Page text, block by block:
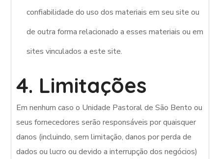
confiabilidade do uso dos materiais em seu site ou
de outra forma relacionado a esses materiais ou em
sites vinculados a este site.
4. Limitações
Em nenhum caso o Unidade Pastoral de São Bento ou
seus fornecedores serão responsáveis ​​por quaisquer
danos (incluindo, sem limitação, danos por perda de
dados ou lucro ou devido a interrupção dos negócios)